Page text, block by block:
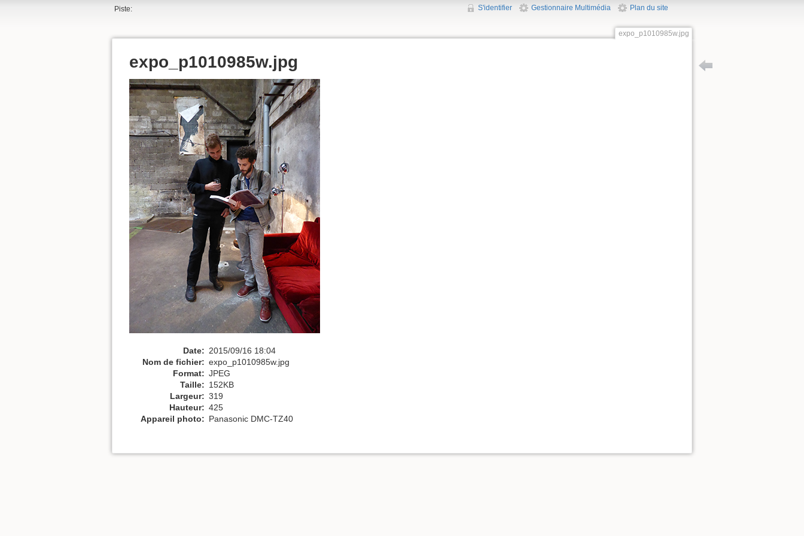
S'identifier Gestionnaire Multimédia Plan du site
Piste:
expo_p1010985w.jpg
expo_p1010985w.jpg
Date: 2015/09/16 18:04
Nom de fichier: expo_p1010985w.jpg
Format: JPEG
Taille: 152KB
Largeur: 319
Hauteur: 425
Appareil photo: Panasonic DMC-TZ40